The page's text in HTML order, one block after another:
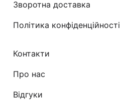
Зворотна доставка
Політика конфіденційності
Контакти
Про нас
Відгуки